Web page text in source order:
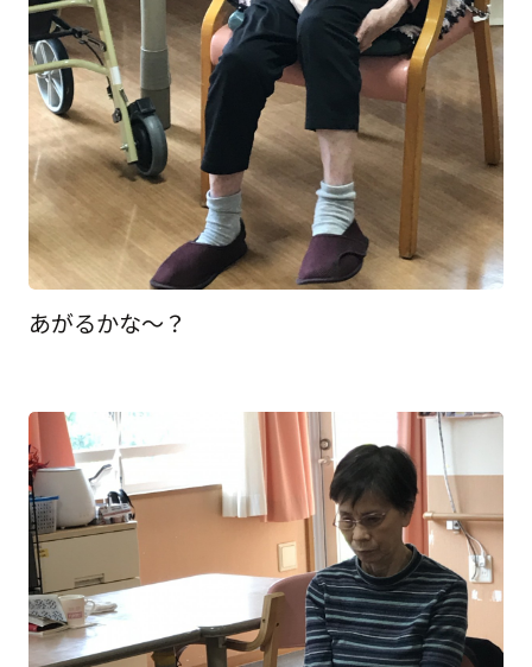
あがるかな～？